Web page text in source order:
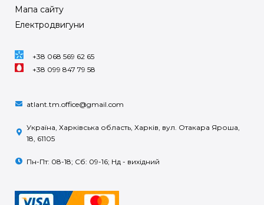
Мапа сайту
Електродвигуни
+38 068 569 62 65
+38 099 847 79 58
atlant.tm.office@gmail.com
Україна, Харківська область, Харків, вул. Отакара Яроша,
18, 61105
Пн-Пт: 08-18; Сб: 09-16; Нд - вихідний